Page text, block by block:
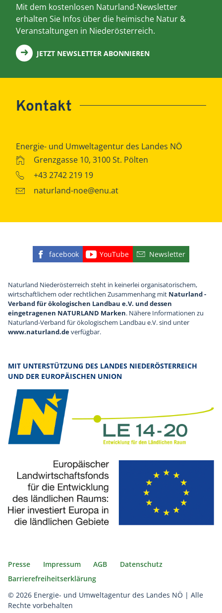
Mit dem kostenlosen Naturland-Newsletter
erhalten Sie Infos über die heimische Natur &
Veranstaltungen in Niederösterreich.
JETZT NEWSLETTER ABONNIEREN
Kontakt
Energie- und Umweltagentur des Landes NÖ
Grenzgasse 10, 3100 St. Pölten
+43 2742 219 19
naturland-noe@enu.at
Finden Sie die eNu auf Facebook
facebook Besuchen Sie den
YouTube Abonnieren Sie
Newsletter
Naturland Niederösterreich steht in keinerlei organisatorischem,
wirtschaftlichem oder rechtlichen Zusammenhang mit Naturland -
Verband für ökologischen Landbau e.V. und dessen
eingetragenen NATURLAND Marken. Nähere Informationen zu
Naturland-Verband für ökologischem Landbau e.V. sind unter
www.naturland.deverfügbar.
MIT UNTERSTÜTZUNG DES LANDES NIEDERÖSTERREICH
UND DER EUROPÄISCHEN UNION
Presse Impressum AGB
Datenschutz
Barrierefreiheitserklärung
© 2026 Energie- und Umweltagentur des Landes NÖ | Alle
Rechte vorbehalten